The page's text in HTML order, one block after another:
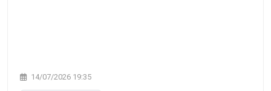
14/07/2026 19:35